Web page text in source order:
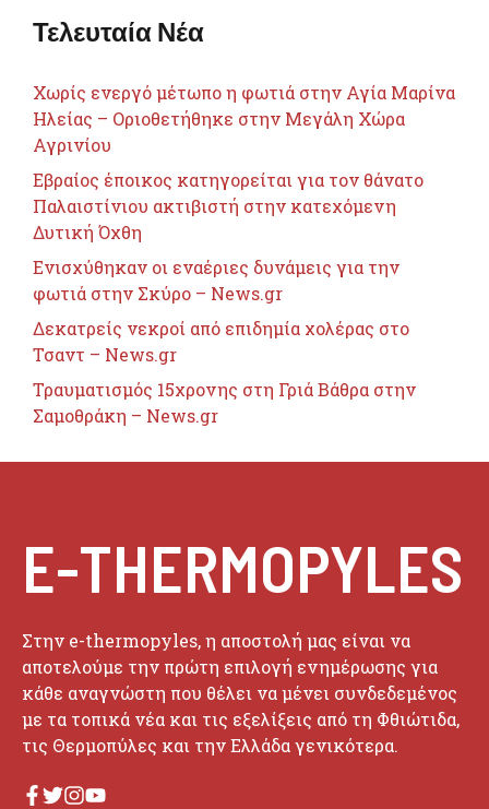
Τελευταία Νέα
Χωρίς ενεργό μέτωπο η φωτιά στην Αγία Μαρίνα
Ηλείας – Οριοθετήθηκε στην Μεγάλη Χώρα
Αγρινίου
Εβραίος έποικος κατηγορείται για τον θάνατο
Παλαιστίνιου ακτιβιστή στην κατεχόμενη
Δυτική Όχθη
Ενισχύθηκαν οι εναέριες δυνάμεις για την
φωτιά στην Σκύρο – News.gr
Δεκατρείς νεκροί από επιδημία χολέρας στο
Τσαντ – News.gr
Τραυματισμός 15χρονης στη Γριά Βάθρα στην
Σαμοθράκη – News.gr
E-THERMOPYLES
Στην e-thermopyles, η αποστολή μας είναι να
αποτελούμε την πρώτη επιλογή ενημέρωσης για
κάθε αναγνώστη που θέλει να μένει συνδεδεμένος
με τα τοπικά νέα και τις εξελίξεις από τη Φθιώτιδα,
τις Θερμοπύλες και την Ελλάδα γενικότερα.